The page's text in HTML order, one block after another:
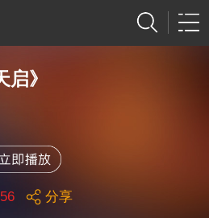
启》
分享